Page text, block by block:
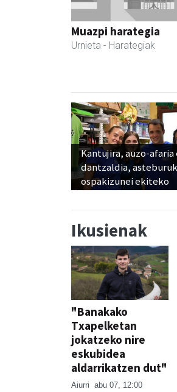
Muazpi harategia
Urnieta - Harategiak
Kantujira, auzo-afaria
dantzaldia,
ospakizunei ekiteko
Ikusienak
"Banakako
Txapelketan
jokatzeko nire
eskubidea
aldarrikatzen dut"
Aiurri abu 07, 12:00